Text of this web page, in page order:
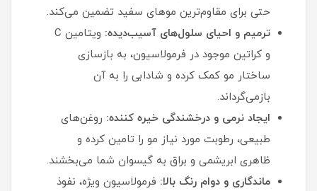
حتی برای مقاوم‌ترین موهای سفید تضمین می‌کند.
ترمیم و احیای سلول‌های آسیب‌دیده:
ویتامین C
و کراتین موجود در فرمولاسیون، به بازسازی
ساختار مو کمک کرده و شادابی را به آن
بازمی‌گرداند.
ایجاد نرمی و درخشندگی خیره‌ کننده: روغن‌های
طبیعی، رطوبت مورد نیاز مو را تامین کرده و
ظاهری ابریشمی و براق به گیسوان شما می‌بخشند.
ماندگاری و دوام رنگ بالا: فرمولاسیون ویژه، نفوذ